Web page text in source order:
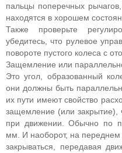
пальцы поперечных
находятся в хорошем
Также проверьте
убедитесь, что рулевое
повороте пустого колеса с
Защемление или
Это угол, образованный
они должны быть
их пути имеют свойство
защемление (или закрытие),
при движении. Обычно по
мм. И наоборот, на
закрываться, передавая